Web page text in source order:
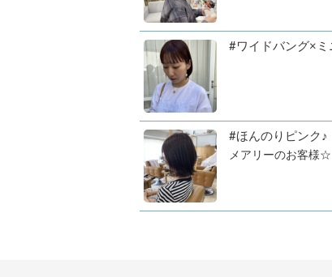
#ワイドバング×ミ
#ほんのりピンク♪
メアリーのお客様☆